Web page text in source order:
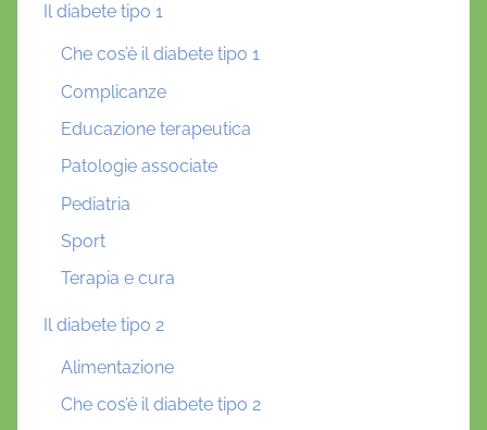
Il diabete tipo 1
Che cos’è il diabete tipo 1
Complicanze
Educazione terapeutica
Patologie associate
Pediatria
Sport
Terapia e cura
Il diabete tipo 2
Alimentazione
Che cos’è il diabete tipo 2